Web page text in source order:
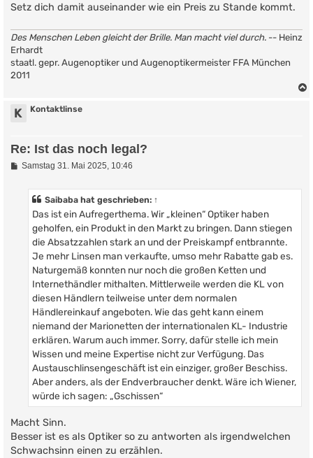
Setz dich damit auseinander wie ein Preis zu Stande kommt.
Des Menschen Leben gleicht der Brille. Man macht viel durch. -- Heinz
Erhardt
staatl. gepr. Augenoptiker und Augenoptikermeister FFA München
2011
K Kontaktlinse
Re: Ist das noch legal?
B
Samstag 31. Mai 2025, 10:46
Saibaba hat geschrieben: ↑
Das ist ein Aufregerthema. Wir „kleinen“ Optiker haben
geholfen, ein Produkt in den Markt zu bringen. Dann stiegen
die Absatzzahlen stark an und der Preiskampf entbrannte.
Je mehr Linsen man verkaufte, umso mehr Rabatte gab es.
Naturgemäß konnten nur noch die großen Ketten und
Internethändler mithalten. Mittlerweile werden die KL von
diesen Händlern teilweise unter dem normalen
Händlereinkauf angeboten. Wie das geht kann einem
niemand der Marionetten der internationalen KL- Industrie
erklären. Warum auch immer. Sorry, dafür stelle ich mein
Wissen und meine Expertise nicht zur Verfügung. Das
Austauschlinsengeschäft ist ein einziger, großer Beschiss.
Aber anders, als der Endverbraucher denkt. Wäre ich Wiener,
würde ich sagen: „Gschissen“
Macht Sinn.
Besser ist es als Optiker so zu antworten als irgendwelchen
Schwachsinn einen zu erzählen.